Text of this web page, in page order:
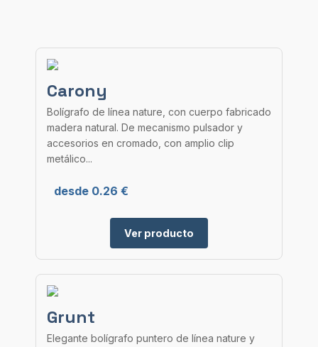
Carony
Bolígrafo de línea nature, con cuerpo fabricado
madera natural. De mecanismo pulsador y
accesorios en cromado, con amplio clip
metálico...
desde 0.26 €
Ver producto
Grunt
Elegante bolígrafo puntero de línea nature y